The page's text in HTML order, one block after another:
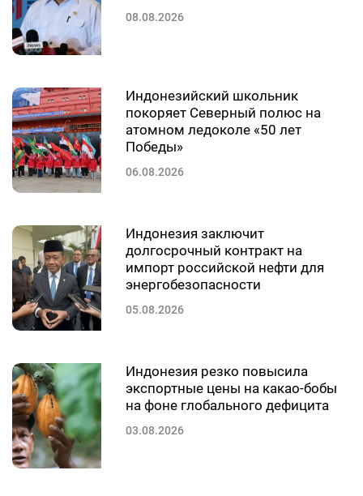
08.08.2026
Индонезийский школьник
покоряет Северный полюс на
атомном ледоколе «50 лет
Победы»
06.08.2026
Индонезия заключит
долгосрочный контракт на
импорт российской нефти для
энергобезопасности
05.08.2026
Индонезия резко повысила
экспортные цены на какао-бобы
на фоне глобального дефицита
03.08.2026